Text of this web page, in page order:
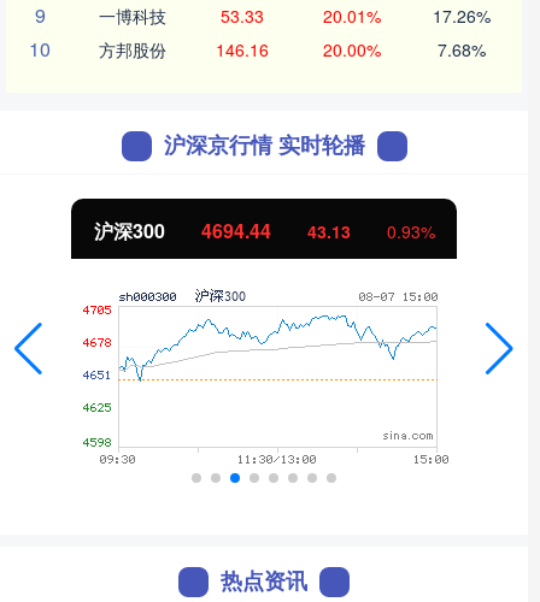
9 一博科技 53.33 20.01% 17.26%
10 方邦股份 146.16 20.00% 7.68%
沪深京行情 实时轮播
北证50 1134.24 11.37 1.01%
热点资讯